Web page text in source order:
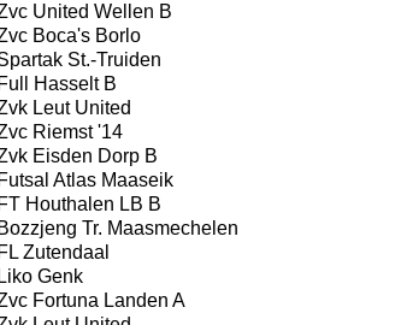
United Wellen B
Boca's Borlo
St.-Truiden
Full Hasselt B
Leut United
Riemst '14
Eisden Dorp B
Futsal Atlas Maaseik
FT Houthalen LB B
Bozzjeng Tr. Maasmechelen
FL Zutendaal
Liko Genk
Fortuna Landen A